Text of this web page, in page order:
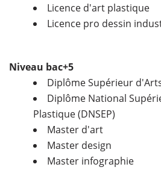
Licence d'art plastique
Licence pro dessin
Niveau bac+5
Diplôme Supérieur
Diplôme National
Plastique (DNSEP)
Master d'art
Master design
Master infographie